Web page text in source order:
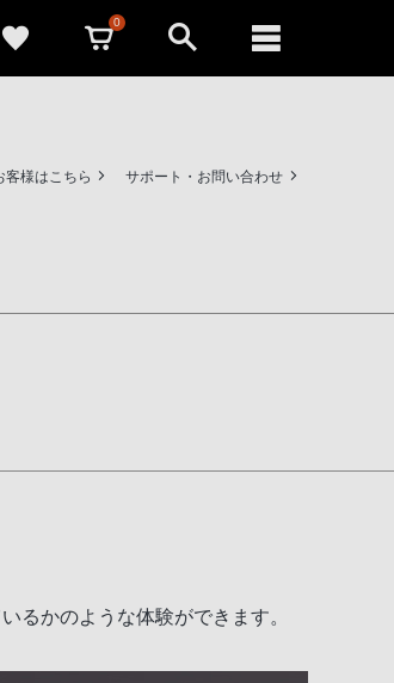
0
客様はこちら サポート・お問い合わせ
るかのような体験ができます。